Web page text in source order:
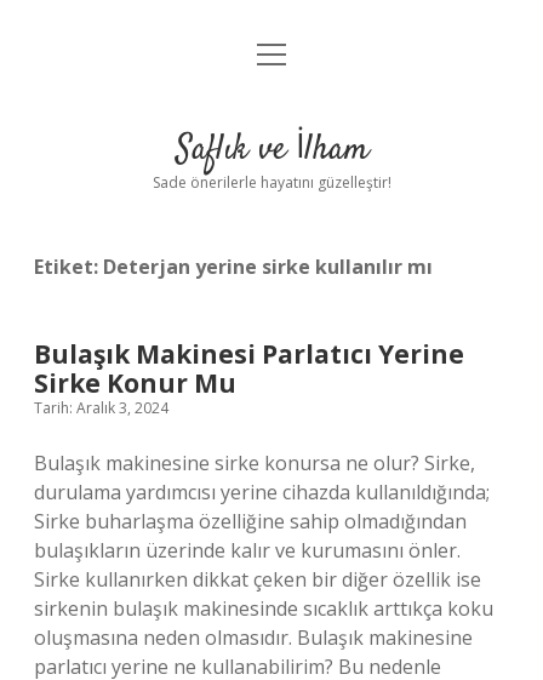
Anasayfa
Yasal Uyarı
menüyü
Saflık ve İlham
Sade önerilerle hayatını güzelleştir!
Etiket: Deterjan yerine sirke kullanılır mı
Bulaşık Makinesi Parlatıcı Yerine
Sirke Konur Mu
Tarih: Aralık 3, 2024
Bulaşık makinesine sirke konursa ne olur? Sirke,
durulama yardımcısı yerine cihazda kullanıldığında;
Sirke buharlaşma özelliğine sahip olmadığından
bulaşıkların üzerinde kalır ve kurumasını önler.
Sirke kullanırken dikkat çeken bir diğer özellik ise
sirkenin bulaşık makinesinde sıcaklık arttıkça koku
oluşmasına neden olmasıdır. Bulaşık makinesine
parlatıcı yerine ne kullanabilirim? Bu nedenle